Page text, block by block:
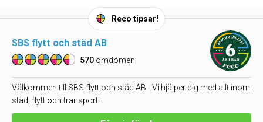
Reco tipsar!
SBS flytt och städ AB
570 omdömen
Välkommen till SBS flytt och städ AB - Vi hjälper dig med allt inom
städ, flytt och transport!